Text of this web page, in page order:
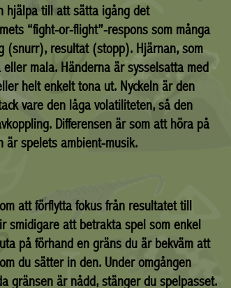
hjälpa till att sätta igång det
“fight-or-flight”-respons som många
(snurr), resultat (stopp). Hjärnan, som
mala. Händerna är sysselsatta med
helt enkelt tona ut. Nyckeln är den
vare den låga volatiliteten, så den
Differensen är som att höra på
är spelets ambient-musik.
att förflytta fokus från resultatet till
smidigare att betrakta spel som enkel
på förhand en gräns du är bekväm att
du sätter in den. Under omgången
gränsen är nådd, stänger du spelpasset.